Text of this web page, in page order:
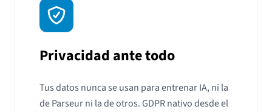
Privacidad ante todo
Tus datos nunca se usan para entrenar IA, ni la
de Parseur ni la de otros. GDPR nativo desde el